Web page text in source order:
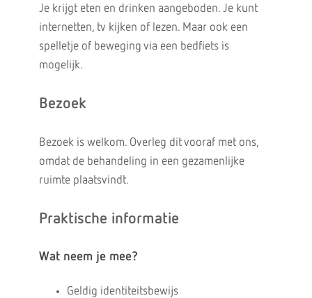
Je krijgt eten en drinken aangeboden. Je kunt
internetten, tv kijken of lezen. Maar ook een
spelletje of beweging via een bedfiets is
mogelijk.
Bezoek
Bezoek is welkom. Overleg dit vooraf met ons,
omdat de behandeling in een gezamenlijke
ruimte plaatsvindt.
Praktische informatie
Wat neem je mee?
Geldig identiteitsbewijs